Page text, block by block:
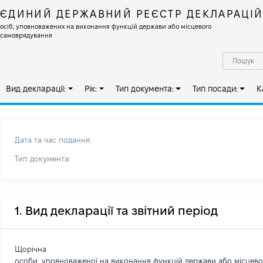
ЄДИНИЙ ДЕРЖАВНИЙ РЕЄСТР ДЕКЛАРАЦІЙ
осіб, уповноважених на виконання функцій держави або місцевого
самоврядування
Вид декларації: Рік: Тип документа: Тип посади:
Дата та час подання:
Тип документа:
1. Вид декларації та звітний період
Щорічна
особи, уповноваженої на виконання функцій держави або